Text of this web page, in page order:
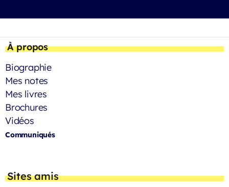
À propos
Biographie
Mes notes
Mes livres
Brochures
Vidéos
Communiqués
Sites amis